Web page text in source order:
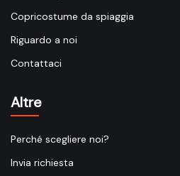
Copricostume da spiaggia
Riguardo a noi
Contattaci
Altre
Perché scegliere noi?
Invia richiesta